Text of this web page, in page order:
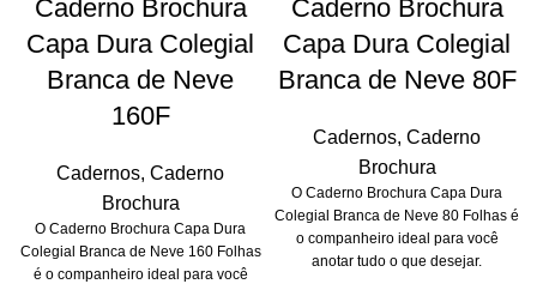
Caderno Brochura
Capa Dura Colegial
Branca de Neve
160F
Cadernos, Caderno
Brochura
O Caderno Brochura Capa Dura
Colegial Branca de Neve 160 Folhas
é o companheiro ideal para você
Caderno Brochura
Capa Dura Colegial
Branca de Neve 80F
Cadernos, Caderno
Brochura
O Caderno Brochura Capa Dura
Colegial Branca de Neve 80 Folhas é
o companheiro ideal para você
anotar tudo o que desejar.